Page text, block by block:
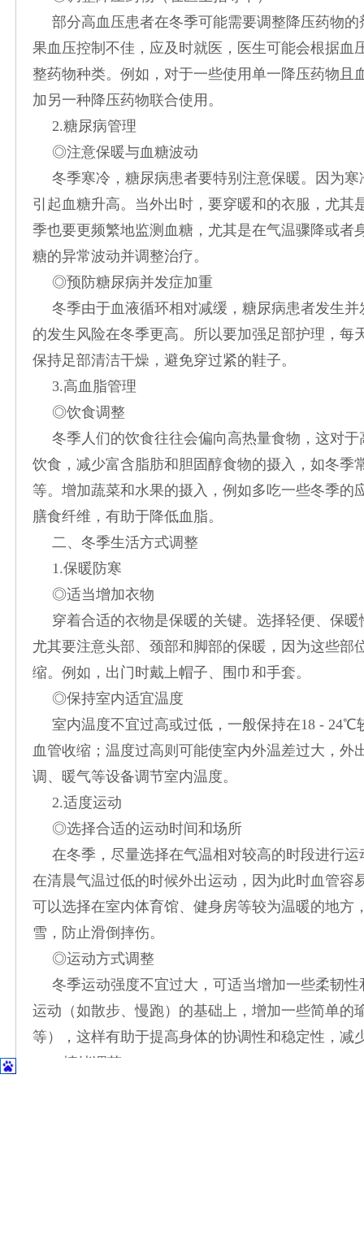
部分高血压患者在冬季可能需要调整降压药物
果血压控制不佳，应及时就医，医生可能会根据血
整药物种类。例如，对于一些使用单一降压药物且
加另一种降压药物联合使用。
2.糖尿病管理
◎注意保暖与血糖波动
冬季寒冷，糖尿病患者要特别注意保暖。因为
引起血糖升高。当外出时，要穿暖和的衣服，尤其
季也要更频繁地监测血糖，尤其是在气温骤降或者
糖的异常波动并调整治疗。
◎预防糖尿病并发症加重
冬季由于血液循环相对减缓，糖尿病患者发生
的发生风险在冬季更高。所以要加强足部护理，每
保持足部清洁干燥，避免穿过紧的鞋子。
3.高血脂管理
◎饮食调整
冬季人们的饮食往往会偏向高热量食物，这对
饮食，减少富含脂肪和胆固醇食物的摄入，如冬季
等。增加蔬菜和水果的摄入，例如多吃一些冬季的
膳食纤维，有助于降低血脂。
二、冬季生活方式调整
1.保暖防寒
◎适当增加衣物
穿着合适的衣物是保暖的关键。选择轻便、保
尤其要注意头部、颈部和脚部的保暖，因为这些部
缩。例如，出门时戴上帽子、围巾和手套。
◎保持室内适宜温度
室内温度不宜过高或过低，一般保持在18 -
血管收缩；温度过高则可能使室内外温差过大，外
调、暖气等设备调节室内温度。
2.适度运动
◎选择合适的运动时间和场所
在冬季，尽量选择在气温相对较高的时段进行
在清晨气温过低的时候外出运动，因为此时血管容
可以选择在室内体育馆、健身房等较为温暖的地方
雪，防止滑倒摔伤。
◎运动方式调整
冬季运动强度不宜过大，可适当增加一些柔韧
运动（如散步、慢跑）的基础上，增加一些简单的
等），这样有助于提高身体的协调性和稳定性，减
3.情绪调节